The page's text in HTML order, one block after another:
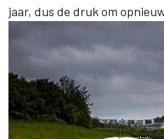
jaar, dus de druk om